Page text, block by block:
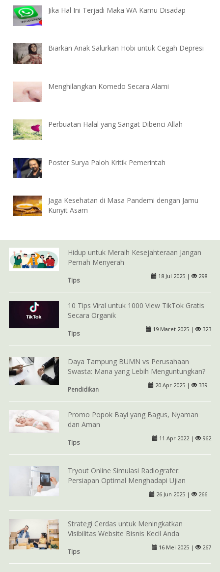
Jika Hal Ini Terjadi Maka WA Kamu Disadap
Biarkan Anak Salurkan Hobi untuk Cegah Depresi
Menghilangkan Komedo Secara Alami
Perbuatan Halal yang Sangat Dibenci Allah
Poster Surya Paloh Kritik Pemerintah
Jaga Kesehatan di Masa Pandemi dengan Jamu
Kunyit Asam
Hidup untuk Meraih Kesejahteraan Jangan
Pernah Menyerah
Tips
18 Jul 2025 | 298
10 Tips Viral untuk 1000 View TikTok Gratis
Secara Organik
Tips
19 Maret 2025 | 323
Daya Tampung BUMN vs Perusahaan
Swasta: Mana yang Lebih Menguntungkan?
Pendidikan
20 Apr 2025 | 339
Promo Popok Bayi yang Bagus, Nyaman
dan Aman
Tips
11 Apr 2022 | 962
Tryout Online Simulasi Radiografer:
Persiapan Optimal Menghadapi Ujian
26 Jun 2025 | 266
Strategi Cerdas untuk Meningkatkan
Visibilitas Website Bisnis Kecil Anda
Tips
16 Mei 2025 | 267